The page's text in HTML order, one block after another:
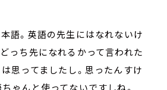
語。英語の先生にはなれないけ
っち先になれるかって言われた
思ってましたし。思ったんすけ
ゃんと使ってないですしね。